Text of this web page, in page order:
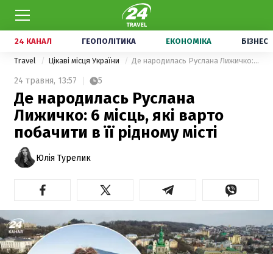
24 КАНАЛ ГЕОПОЛІТИКА ЕКОНОМІКА БІЗНЕС
Travel Цікаві місця України Де народилась Руслана Лижичко: 6 місць, які варто побачити в її рідному місті
24 травня, 13:57 5
Де народилась Руслана
Лижичко: 6 місць, які варто
побачити в її рідному місті
Юлія Турелик